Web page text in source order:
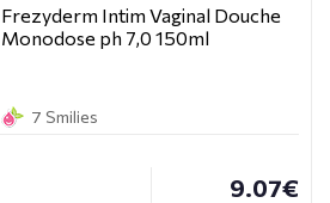
Frezyderm Intim Vaginal Douche
Monodose ph 7,0 150ml
7 Smilies
9.07€